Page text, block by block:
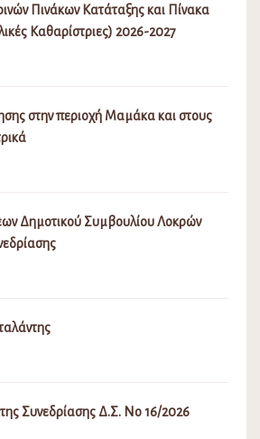
Πινάκων Κατάταξης και Πίνακα
Καθαρίστριες) 2026-2027
στην περιοχή Μαμάκα και στους
Δημοτικού Συμβουλίου Λοκρών
Συνεδρίασης Δ.Σ. Νο 16/2026